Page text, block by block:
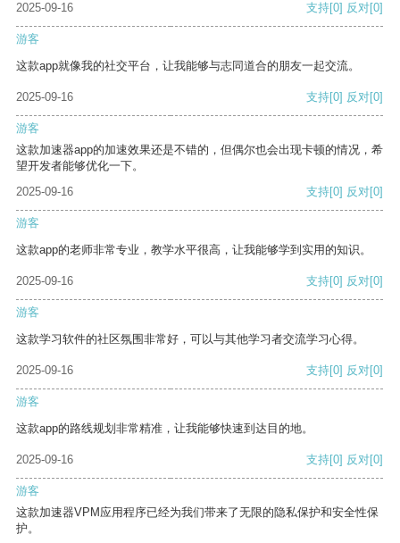
2025-09-16 支持[0] 反对[0]
游客
这款app就像我的社交平台，让我能够与志同道合的朋友一起交流。
2025-09-16 支持[0] 反对[0]
游客
这款加速器app的加速效果还是不错的，但偶尔也会出现卡顿的情况，希
望开发者能够优化一下。
2025-09-16
支持[0] 反对[0]
游客
这款app的老师非常专业，教学水平很高，让我能够学到实用的知识。
2025-09-16 支持[0] 反对[0]
游客
这款学习软件的社区氛围非常好，可以与其他学习者交流学习心得。
2025-09-16 支持[0] 反对[0]
游客
这款app的路线规划非常精准，让我能够快速到达目的地。
2025-09-16 支持[0] 反对[0]
游客
这款加速器VPM应用程序已经为我们带来了无限的隐私保护和安全性保
护。